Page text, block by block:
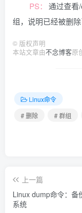
PS：
通过查看
组，说明已经被删除
© 版权声明
本站文章由不念博客原
Linux命令
# 删除
# 群组
上一篇
Linux dump命令：备
系统